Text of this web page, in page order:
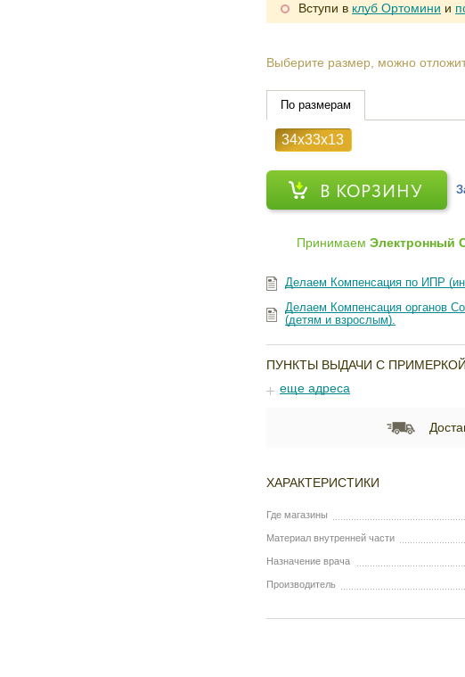
Вступи в клуб Ортомини и
Выберите размер, можно
По размерам
34х33х13
В КОРЗИНУ
ПринимаемЭлектронный
Делаем Компенсация по ИПР
Делаем Компенсация органов
(детям и взрослым).
ПУНКТЫ ВЫДАЧИ С
еще адреса
ХАРАКТЕРИСТИКИ
Где магазины
Материал внутренней части
Назначение врача
Производитель